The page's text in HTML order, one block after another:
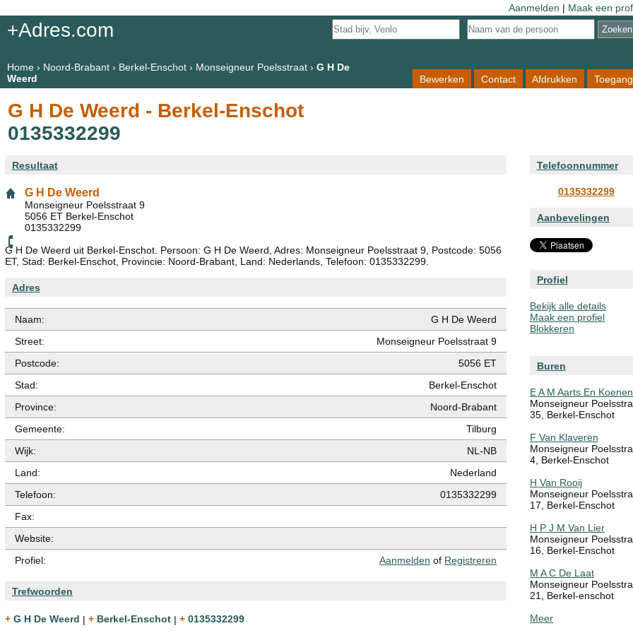
Aanmelden | Maak een
+Adres.com
Home› Noord-Brabant› Berkel-Enschot› Monseigneur Poelsstraat› G H De
Weerd
Bewerken Contact Afdrukken Toegang
G H De Weerd - Berkel-Enschot
0135332299
Resultaat
G H De Weerd
Monseigneur Poelsstraat 9
5056 ET Berkel-Enschot
0135332299
G H De Weerd uit Berkel-Enschot. Persoon: G H De Weerd, Adres: Monseigneur Poelsstraat 9, Postcode: 5056
ET, Stad: Berkel-Enschot, Provincie: Noord-Brabant, Land: Nederlands, Telefoon: 0135332299.
Adres
Naam:
G H De Weerd
Street:
Monseigneur Poelsstraat 9
Postcode:
5056 ET
Stad:
Berkel-Enschot
Province:
Noord-Brabant
Gemeente:
Tilburg
Wijk:
NL-NB
Land:
Nederland
Telefoon:
0135332299
Fax:
Website:
Profiel:
Aanmelden of Registreren
Trefwoorden
+ G H De Weerd | + Berkel-Enschot | + 0135332299
Telefoonnummer
0135332299
Aanbevelingen
Profiel
Bekijk alle details
Maak een profiel
Blokkeren
Buren
E A M Aarts En Koenen
Monseigneur
35, Berkel-Enschot
F Van Klaveren
Monseigneur
4, Berkel-Enschot
H Van Rooij
Monseigneur
17, Berkel-Enschot
H P J M Van Lier
Monseigneur
16, Berkel-Enschot
M A C De Laat
Monseigneur
21, Berkel-enschot
Meer